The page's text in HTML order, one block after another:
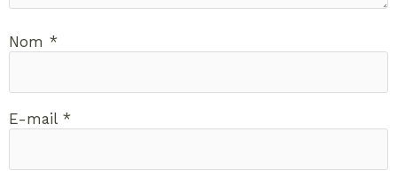
Nom *
E-mail *